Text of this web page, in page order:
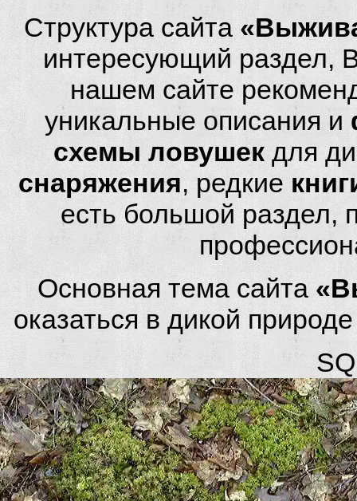
Структура сайта
интересующий раздел,
нашем сайте
уникальные описания и
схемы ловушек для
снаряжения, редкие
есть большой
Основная тема сайта
оказаться в дикой